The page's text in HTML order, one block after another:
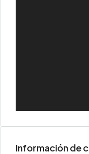
Información de